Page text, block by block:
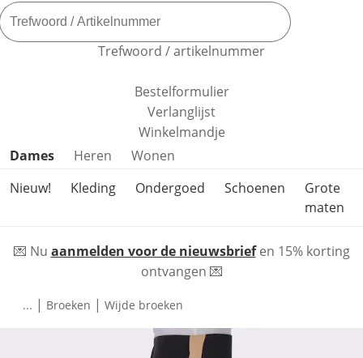
Trefwoord / artikelnummer
Bestelformulier
Verlanglijst
Winkelmandje
Productcategorieën overslaan
Dames Heren
Wonen
Nieuw!
Kleding Ondergoed Schoenen
Grote
maten
💌 Nu aanmelden voor de nieuwsbriefen 15% korting
ontvangen 💌
... | Broeken | Wijde broeken